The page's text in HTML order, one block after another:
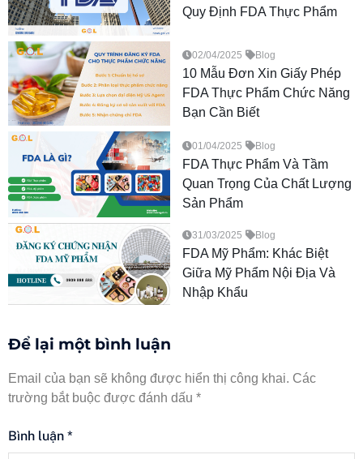
Quy Định FDA Thực Phẩm
02/04/2025 Blog
10 Mẫu Đơn Xin Giấy Phép
FDA Thực Phẩm Chức Năng
Bạn Cần Biết
01/04/2025 Blog
FDA Thực Phẩm Và Tầm
Quan Trọng Của Chất Lượng
Sản Phẩm
31/03/2025 Blog
FDA Mỹ Phẩm: Khác Biệt
Giữa Mỹ Phẩm Nội Địa Và
Nhập Khẩu
Để lại một bình luận
Email của bạn sẽ không được hiển thị công khai. Các
trường bắt buộc được đánh dấu *
Bình luận *